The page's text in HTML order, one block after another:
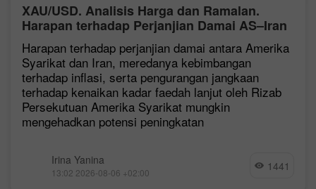
XAU/USD. Analisis Harga dan Ramalan.
Harapan terhadap Perjanjian Damai AS–Iran
Memberi Tekanan ke atas Dolar AS,
Menyokong Harga Emas
Harapan terhadap perjanjian damai antara Amerika
Syarikat dan Iran, meredanya kebimbangan
terhadap inflasi, serta pengurangan jangkaan
terhadap kenaikan kadar faedah lanjut oleh Rizab
Persekutuan Amerika Syarikat mungkin
mengehadkan potensi peningkatan
Irina Yanina
13:02 2026-08-06 +02:00 1441